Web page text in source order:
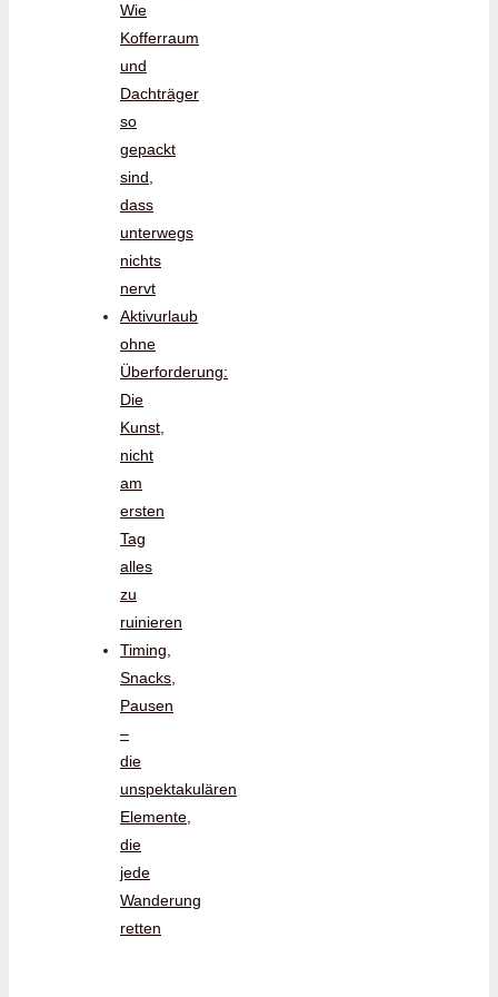
Wie
Kofferraum
und
Dachträger
so
gepackt
sind,
dass
unterwegs
nichts
nervt
Aktivurlaub
ohne
Überforderung:
Die
Kunst,
nicht
am
ersten
Tag
alles
zu
ruinieren
Timing,
Snacks,
Pausen
–
die
unspektakulären
Elemente,
die
jede
Wanderung
retten